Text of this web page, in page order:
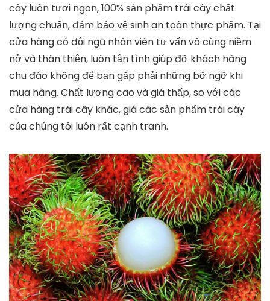
cây luôn tươi ngon, 100% sản phẩm trái cây chất
lượng chuẩn, đảm bảo vệ sinh an toàn thực phẩm. Tại
cửa hàng có đội ngũ nhân viên tư vấn vô cùng niềm
nở và thân thiện, luôn tận tình giúp đỡ khách hàng
chu đáo không để bạn gặp phải những bỡ ngỡ khi
mua hàng. Chất lượng cao và giá thấp, so với các
cửa hàng trái cây khác, giá các sản phẩm trái cây
của chúng tôi luôn rất cạnh tranh.